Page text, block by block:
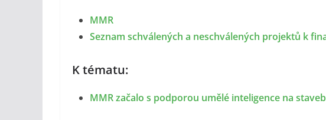
MMR
Seznam schválených a neschválených projektů k
K tématu:
MMR začalo s podporou umělé inteligence na